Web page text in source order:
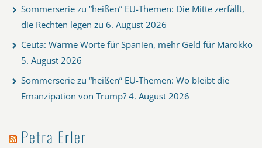
Sommerserie zu “heißen” EU-Themen: Die Mitte zerfällt,
die Rechten legen zu 6. August 2026
Ceuta: Warme Worte für Spanien, mehr Geld für Marokko
5. August 2026
Sommerserie zu “heißen” EU-Themen: Wo bleibt die
Emanzipation von Trump? 4. August 2026
Petra Erler